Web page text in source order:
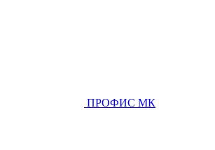
ПРОФИС МК